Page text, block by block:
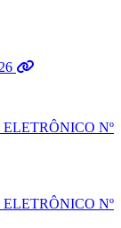
Nº
Nº